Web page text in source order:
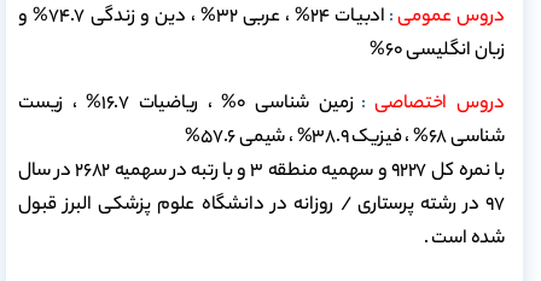
دروس عمومی:
ادبیات 24% ، عربی 32% ، دین و زندگی 74.7% و
زبان انگلیسی 60%
دروس اختصاصی :
زمین شناسی 0% ، ریاضیات 16.7% ، زیست
شناسی 68% ، فیزیک 38.9% ، شیمی 57.6%
با نمره کل 9227 و سهمیه منطقه 3 و با رتبه در سهمیه 2682 در سال
97 در رشته پرستاری / روزانه در دانشگاه علوم پزشکی البرز قبول
شده است .